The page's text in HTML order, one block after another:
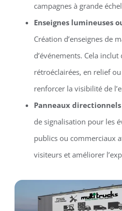
campagnes à grande
Enseignes lumineuses
Création d’enseignes de
d’événements. Cela inclut
rétroéclairées, en relief
renforcer la visibilité de
Panneaux directionnels
de signalisation pour les
publics ou commerciaux
visiteurs et améliorer